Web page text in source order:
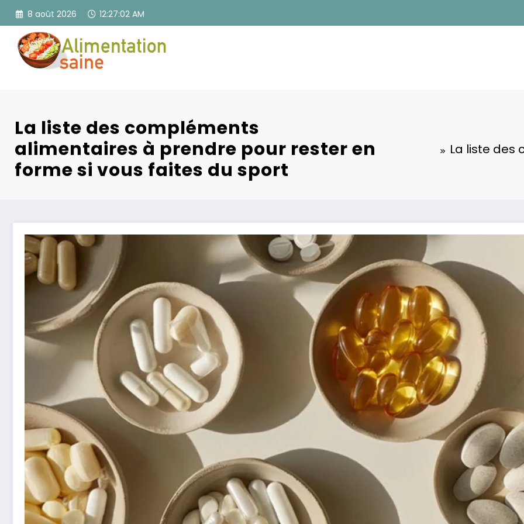
Aller
contenu
8 août 2026 12:27:04 AM
La liste des compléments
alimentaires à prendre pour rester en
forme si vous faites du sport
La liste des